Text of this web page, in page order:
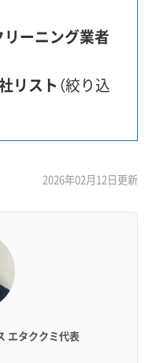
ーニング業者
リスト （絞り込
2026年02月12日更新
エタククミ代表